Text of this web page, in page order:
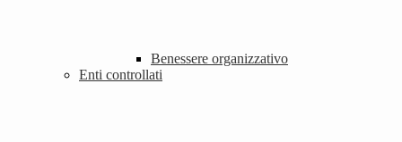
Benessere organizzativo
Enti controllati